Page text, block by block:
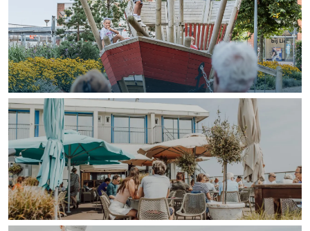
Stad
Provincie
Waddenkust
Natuurgebieden
WAT TE DOEN